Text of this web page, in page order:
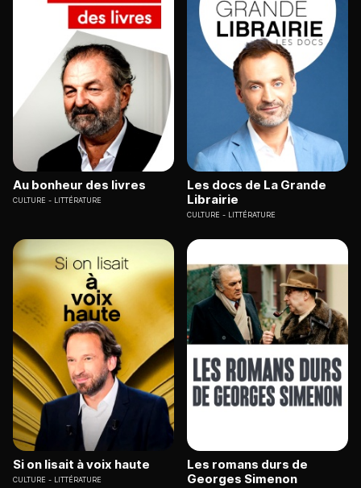
Au bonheur des livres
CULTURE LITTÉRATURE
Les docs de La Grande
Librairie
CULTURE LITTÉRATURE
Si on lisait à voix haute
CULTURE LITTÉRATURE
Les romans durs de
Georges Simenon